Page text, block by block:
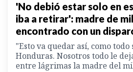
'No debió estar solo en
iba a retirar': madre de
encontrado con un
"Esto va quedar así, como todo
Honduras. Nosotros todo le
entre lágrimas la madre del